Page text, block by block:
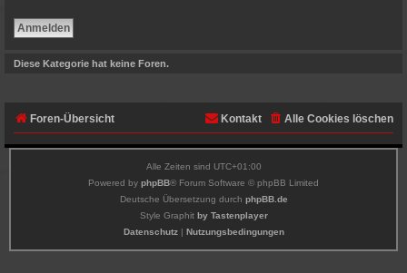
Diese Kategorie hat keine Foren.
Foren-Übersicht Alle Cookies löschen
Kontakt
Alle Zeiten sind UTC+01:00
Powered by phpBB® Forum Software © phpBB Limited
Deutsche Übersetzung durch phpBB.de
Style Graphit by Tastenplayer
Datenschutz| Nutzungsbedingungen